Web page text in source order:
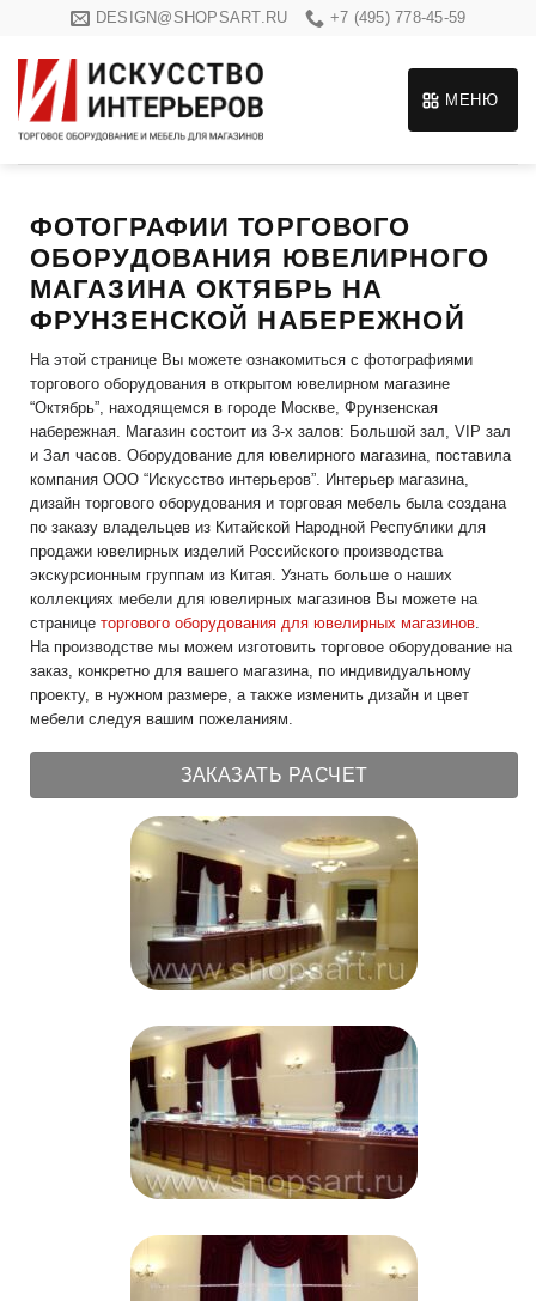
content
DESIGN@SHOPSART.RU +7 (495) 778-45-59
МЕНЮ
ФОТОГРАФИИ ТОРГОВОГО
ОБОРУДОВАНИЯ ЮВЕЛИРНОГО
МАГАЗИНА ОКТЯБРЬ НА
ФРУНЗЕНСКОЙ НАБЕРЕЖНОЙ
На этой странице Вы можете ознакомиться с фотографиями
торгового оборудования в открытом ювелирном магазине
“Октябрь”, находящемся в городе Москве, Фрунзенская
набережная. Магазин состоит из 3-х залов: Большой зал, VIP зал
и Зал часов. Оборудование для ювелирного магазина, поставила
компания ООО “Искусство интерьеров”. Интерьер магазина,
дизайн торгового оборудования и торговая мебель была создана
по заказу владельцев из Китайской Народной Республики для
продажи ювелирных изделий Российского производства
экскурсионным группам из Китая. Узнать больше о наших
коллекциях мебели для ювелирных магазинов Вы можете на
странице торгового оборудования для ювелирных магазинов.
На производстве мы можем изготовить торговое оборудование на
заказ, конкретно для вашего магазина, по индивидуальному
проекту, в нужном размере, а также изменить дизайн и цвет
мебели следуя вашим пожеланиям.
ЗАКАЗАТЬ РАСЧЕТ